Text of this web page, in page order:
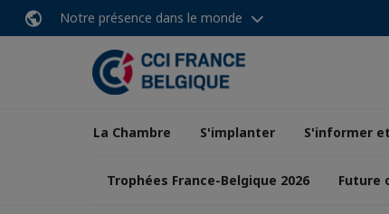
Notre présence dans le monde
La Chambre S'implanter S'informer
Trophées France-Belgique 2026 Future